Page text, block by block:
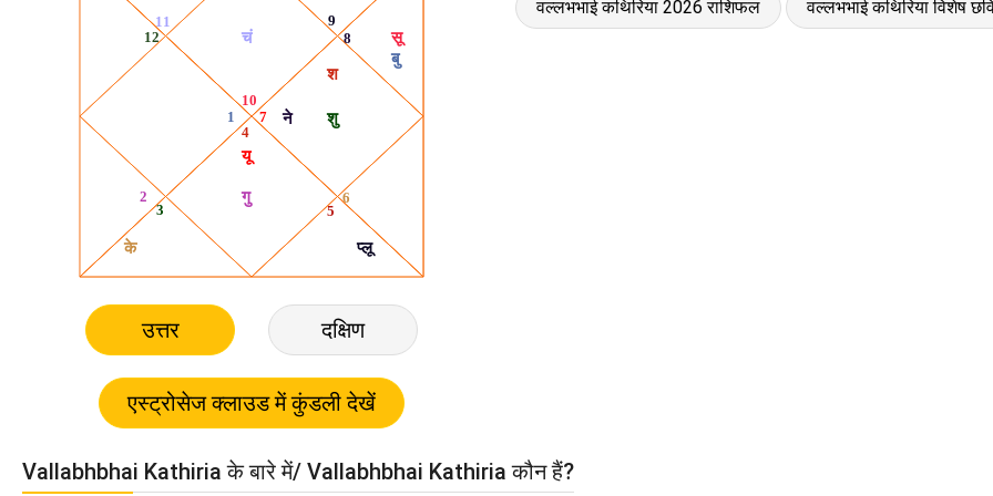
उत्तर दक्षिण
वल्लभभाई कथिरिया 2026 राशिफल वल्लभभाई कथिरिया विशेष
Vallabhbhai Kathiria के बारे में/ Vallabhbhai Kathiria कौन हैं?